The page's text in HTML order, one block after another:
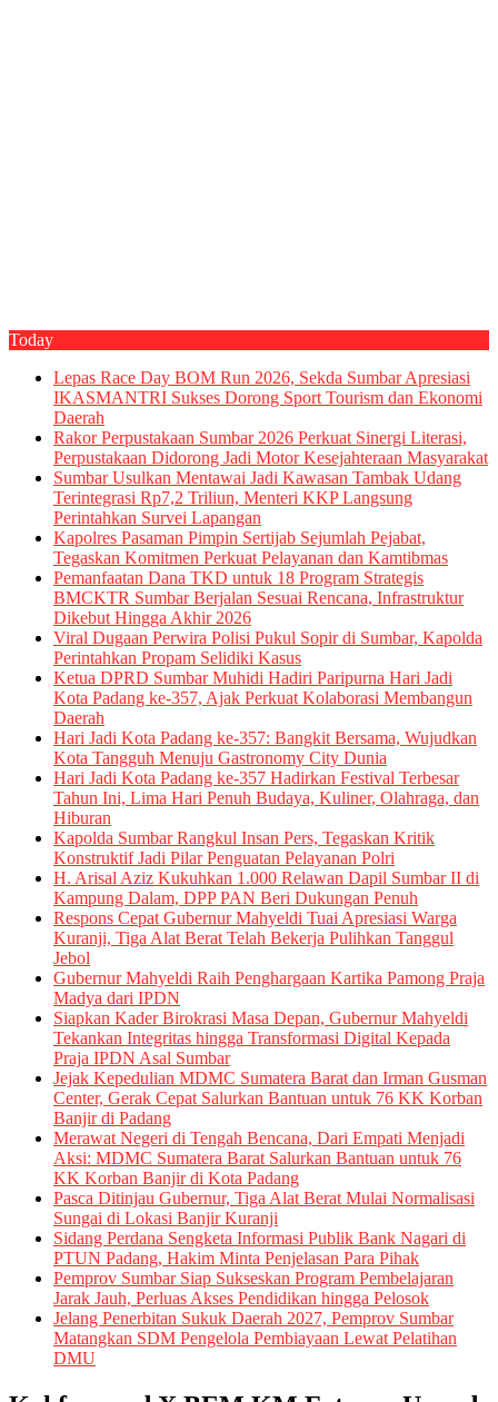
Today
Lepas Race Day BOM Run 2026, Sekda Sumbar Apresiasi
IKASMANTRI Sukses Dorong Sport Tourism dan Ekonomi
Daerah
Rakor Perpustakaan Sumbar 2026 Perkuat Sinergi Literasi,
Perpustakaan Didorong Jadi Motor Kesejahteraan Masyarakat
Sumbar Usulkan Mentawai Jadi Kawasan Tambak Udang
Terintegrasi Rp7,2 Triliun, Menteri KKP Langsung
Perintahkan Survei Lapangan
Kapolres Pasaman Pimpin Sertijab Sejumlah Pejabat,
Tegaskan Komitmen Perkuat Pelayanan dan Kamtibmas
Pemanfaatan Dana TKD untuk 18 Program Strategis
BMCKTR Sumbar Berjalan Sesuai Rencana, Infrastruktur
Dikebut Hingga Akhir 2026
Viral Dugaan Perwira Polisi Pukul Sopir di Sumbar, Kapolda
Perintahkan Propam Selidiki Kasus
Ketua DPRD Sumbar Muhidi Hadiri Paripurna Hari Jadi
Kota Padang ke-357, Ajak Perkuat Kolaborasi Membangun
Daerah
Hari Jadi Kota Padang ke-357: Bangkit Bersama, Wujudkan
Kota Tangguh Menuju Gastronomy City Dunia
Hari Jadi Kota Padang ke-357 Hadirkan Festival Terbesar
Tahun Ini, Lima Hari Penuh Budaya, Kuliner, Olahraga, dan
Hiburan
Kapolda Sumbar Rangkul Insan Pers, Tegaskan Kritik
Konstruktif Jadi Pilar Penguatan Pelayanan Polri
H. Arisal Aziz Kukuhkan 1.000 Relawan Dapil Sumbar II di
Kampung Dalam, DPP PAN Beri Dukungan Penuh
Respons Cepat Gubernur Mahyeldi Tuai Apresiasi Warga
Kuranji, Tiga Alat Berat Telah Bekerja Pulihkan Tanggul
Jebol
Gubernur Mahyeldi Raih Penghargaan Kartika Pamong Praja
Madya dari IPDN
Siapkan Kader Birokrasi Masa Depan, Gubernur Mahyeldi
Tekankan Integritas hingga Transformasi Digital Kepada
Praja IPDN Asal Sumbar
Jejak Kepedulian MDMC Sumatera Barat dan Irman Gusman
Center, Gerak Cepat Salurkan Bantuan untuk 76 KK Korban
Banjir di Padang
Merawat Negeri di Tengah Bencana, Dari Empati Menjadi
Aksi: MDMC Sumatera Barat Salurkan Bantuan untuk 76
KK Korban Banjir di Kota Padang
Pasca Ditinjau Gubernur, Tiga Alat Berat Mulai Normalisasi
Sungai di Lokasi Banjir Kuranji
Sidang Perdana Sengketa Informasi Publik Bank Nagari di
PTUN Padang, Hakim Minta Penjelasan Para Pihak
Pemprov Sumbar Siap Sukseskan Program Pembelajaran
Jarak Jauh, Perluas Akses Pendidikan hingga Pelosok
Jelang Penerbitan Sukuk Daerah 2027, Pemprov Sumbar
Matangkan SDM Pengelola Pembiayaan Lewat Pelatihan
DMU